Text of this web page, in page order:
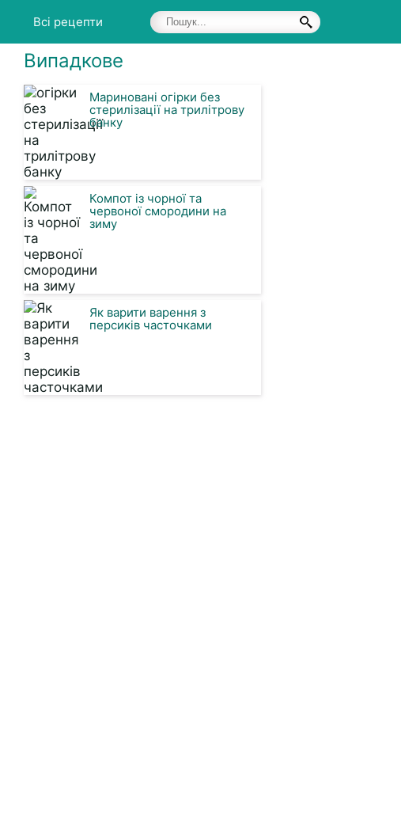
Всі рецепти
Випадкове
Мариновані огірки без
стерилізації на трилітрову
банку
Компот із чорної та
червоної смородини на
зиму
Як варити варення з
персиків часточками